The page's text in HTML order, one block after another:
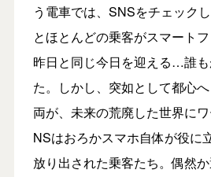
う電車では、SNSをチェック
とほとんどの乗客がスマートフ
昨日と同じ今日を迎える…誰
た。しかし、突如として都心
両が、未来の荒廃した世界に
NSはおろかスマホ自体が役に
放り出された乗客たち。偶然